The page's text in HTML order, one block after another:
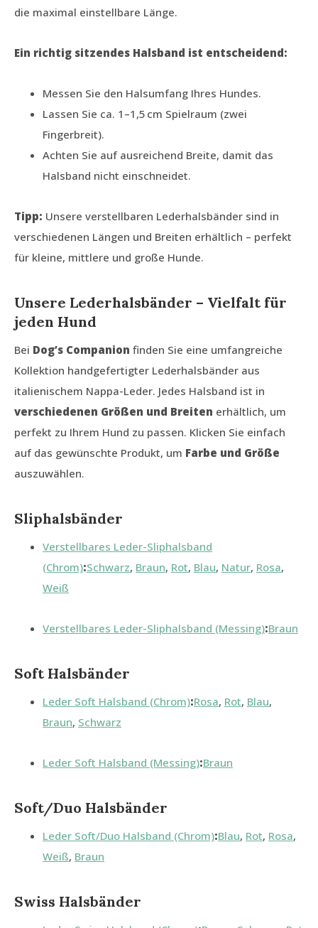
die maximal einstellbare Länge.
Ein richtig sitzendes Halsband ist entscheidend:
Messen Sie den Halsumfang Ihres Hundes.
Lassen Sie ca. 1–1,5 cm Spielraum (zwei
Fingerbreit).
Achten Sie auf ausreichend Breite, damit das
Halsband nicht einschneidet.
Tipp: Unsere verstellbaren Lederhalsbänder sind in
verschiedenen Längen und Breiten erhältlich – perfekt
für kleine, mittlere und große Hunde.
Unsere Lederhalsbänder – Vielfalt für
jeden Hund
Bei Dog’s Companion finden Sie eine umfangreiche
Kollektion handgefertigter Lederhalsbänder aus
italienischem Nappa-Leder. Jedes Halsband ist in
verschiedenen Größen und Breiten erhältlich, um
perfekt zu Ihrem Hund zu passen. Klicken Sie einfach
auf das gewünschte Produkt, um Farbe und Größe
auszuwählen.
Sliphalsbänder
Verstellbares Leder-Sliphalsband
(Chrom):Schwarz, Braun, Rot, Blau, Natur, Rosa,
Weiß
Verstellbares Leder-Sliphalsband (Messing):Braun
Soft Halsbänder
Leder Soft Halsband (Chrom):Rosa, Rot, Blau,
Braun, Schwarz
Leder Soft Halsband (Messing):Braun
Soft/Duo Halsbänder
Leder Soft/Duo Halsband (Chrom):Blau, Rot, Rosa,
Weiß, Braun
Swiss Halsbänder